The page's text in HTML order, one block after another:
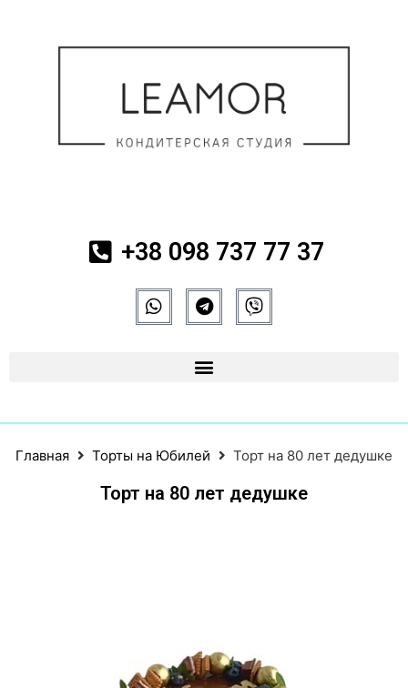
+38 098 737 77 37
Главная Торты на Юбилей Торт на 80 лет дедушке
Торт на 80 лет дедушке